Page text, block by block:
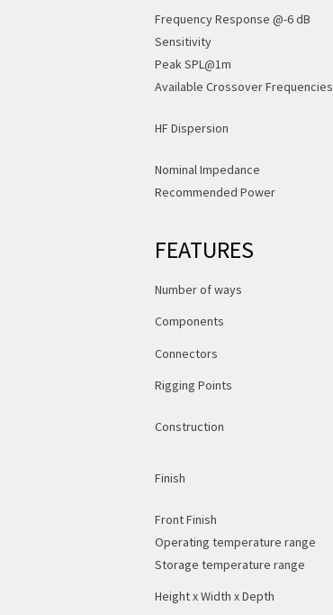
Frequency Response @-6 dB
Sensitivity
Peak SPL@1m
Available Crossover Frequencies
HF Dispersion
Nominal Impedance
Recommended Power
FEATURES
Number of ways
Components
Connectors
Rigging Points
Construction
Finish
Front Finish
Operating temperature range
Storage temperature range
Height x Width x Depth